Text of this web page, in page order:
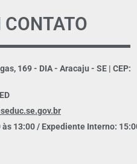
CONTATO
169 - DIA - Aracaju - SE | CEP:
13:00 / Expediente Interno: